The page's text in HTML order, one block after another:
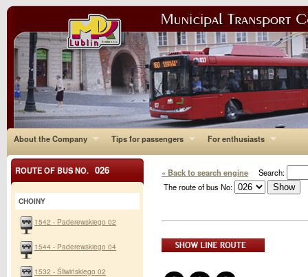
About the Company Tips for passengers For enthusiasts
« Back to search engine Search:
The route of bus No:
ROUTE OF BUS NO. 026
CHOINY
1542 - Paderewskiego 02
1544 - Paderewskiego 04
1532 - Śliwińskiego 02